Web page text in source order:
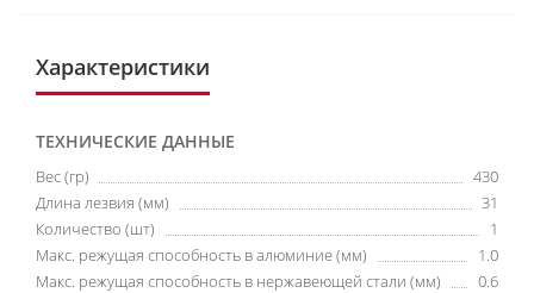
Характеристики
ТЕХНИЧЕСКИЕ ДАННЫЕ
Вес (гр)
430
Длина лезвия (мм)
31
Количество (шт)
1
Макс. режущая способность в алюминие (мм)
1.0
Макс. режущая способность в нержавеющей стали (мм)
0.6